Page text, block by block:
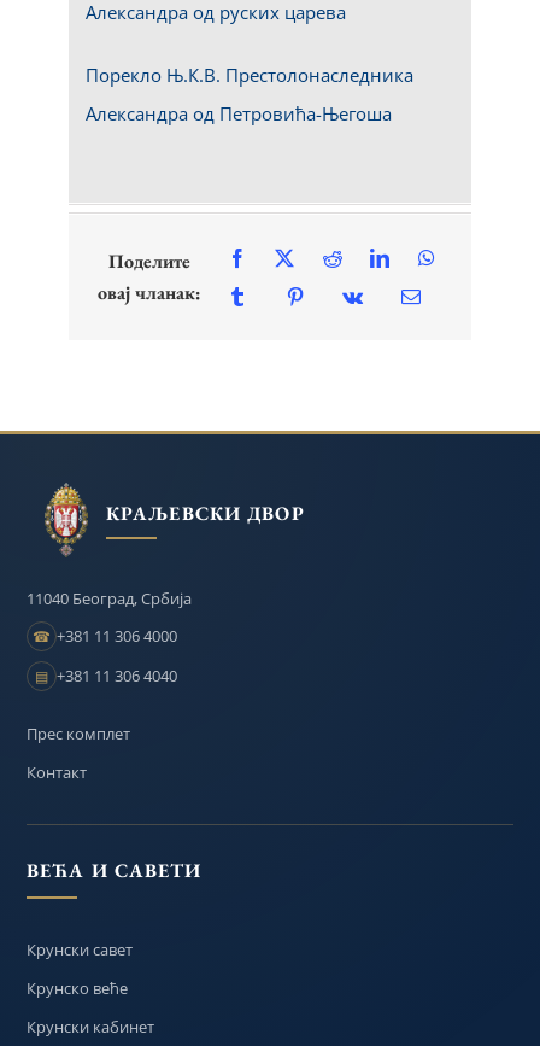
Александра oд руских царева
Порекло Њ.К.В. Престолонаследника
Александра од Петровића-Његоша
Поделите
овај чланак:
КРАЉЕВСКИ ДВОР
11040 Београд, Србија
☎ +381 11 306 4000
▤ +381 11 306 4040
Прес комплет
Контакт
ВЕЋА И САВЕТИ
Крунски савет
Крунско веће
Крунски кабинет